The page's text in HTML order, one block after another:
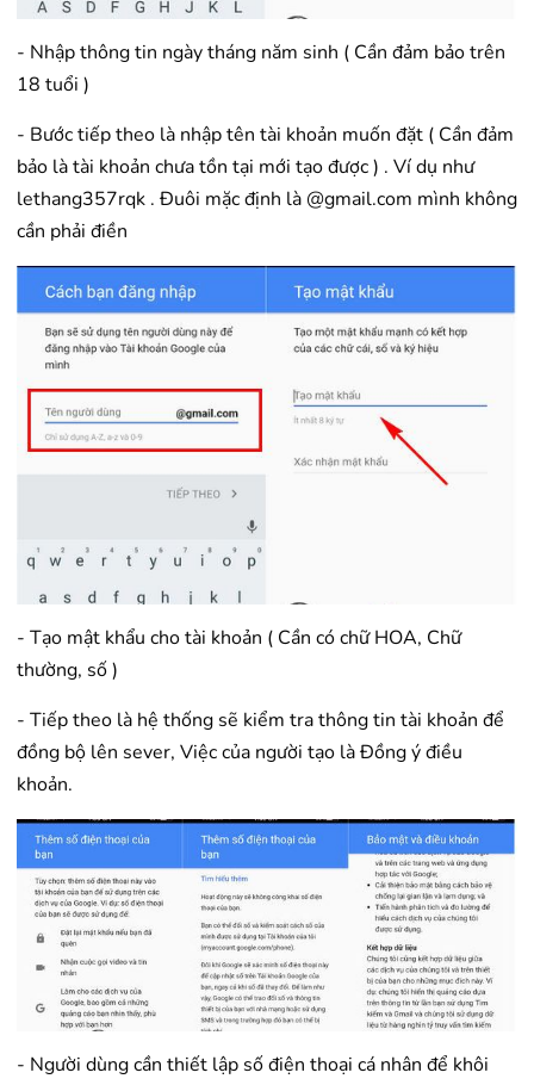
- Nhập thông tin ngày tháng năm sinh ( Cần đảm bảo trên
18 tuổi )
- Bước tiếp theo là nhập tên tài khoản muốn đặt ( Cần đảm
bảo là tài khoản chưa tồn tại mới tạo được ) . Ví dụ như
lethang357rqk . Đuôi mặc định là @gmail.com mình không
cần phải điền
- Tạo mật khẩu cho tài khoản ( Cần có chữ HOA, Chữ
thường, số )
- Tiếp theo là hệ thống sẽ kiểm tra thông tin tài khoản để
đồng bộ lên sever, Việc của người tạo là Đồng ý điều
khoản.
- Người dùng cần thiết lập số điện thoại cá nhân để khôi